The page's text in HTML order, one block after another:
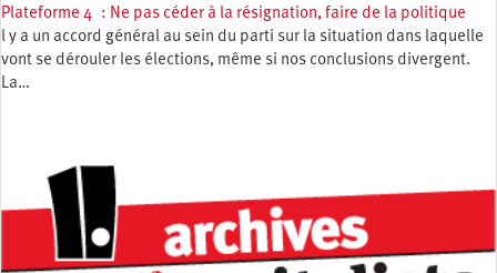
Plateforme 4 : Ne pas céder à la résignation, faire de la politique
l y a un accord général au sein du parti sur la situation dans laquelle
vont se dérouler les élections, même si nos conclusions divergent.
La…